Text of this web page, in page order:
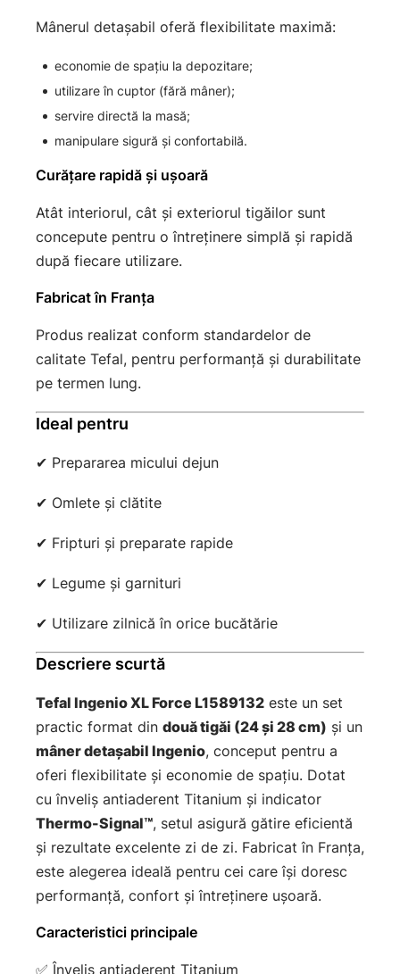
Mânerul detașabil oferă flexibilitate maximă:
economie de spațiu la depozitare;
utilizare în cuptor (fără mâner);
servire directă la masă;
manipulare sigură și confortabilă.
Curățare rapidă și ușoară
Atât interiorul, cât și exteriorul tigăilor sunt
concepute pentru o întreținere simplă și rapidă
după fiecare utilizare.
Fabricat în Franța
Produs realizat conform standardelor de
calitate Tefal, pentru performanță și durabilitate
pe termen lung.
Ideal pentru
✔ Prepararea micului dejun
✔ Omlete și clătite
✔ Fripturi și preparate rapide
✔ Legume și garnituri
✔ Utilizare zilnică în orice bucătărie
Descriere scurtă
Tefal Ingenio XL Force L1589132 este un set
practic format din două tigăi (24 și 28 cm) și un
mâner detașabil Ingenio, conceput pentru a
oferi flexibilitate și economie de spațiu. Dotat
cu înveliș antiaderent Titanium și indicator
Thermo-Signal™, setul asigură gătire eficientă
și rezultate excelente zi de zi. Fabricat în Franța,
este alegerea ideală pentru cei care își doresc
performanță, confort și întreținere ușoară.
Caracteristici principale
✅ Înveliș antiaderent Titanium